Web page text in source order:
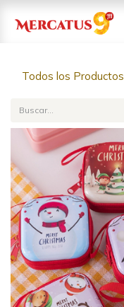
Todos los Productos